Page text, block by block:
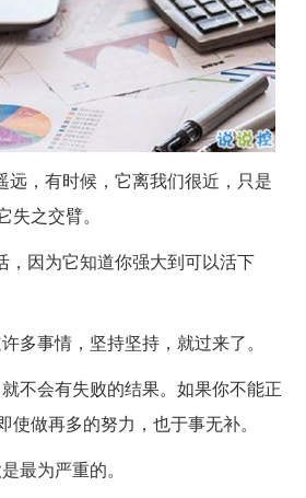
远，有时候，它离我们很近，只是
之交臂。
，因为它知道你强大到可以活下
多事情，坚持坚持，就过来了。
不会有失败的结果。如果你不能正
做再多的努力，也于事无补。
最为严重的。